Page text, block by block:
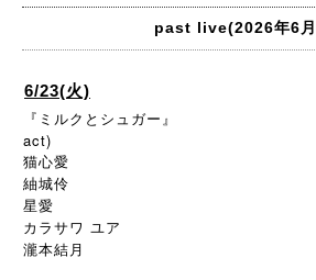
past live(2026年6
6/23(火)
『ミルクとシュガー』
act)
猫心愛
紬城伶
星愛
カラサワ ユア
瀧本結月